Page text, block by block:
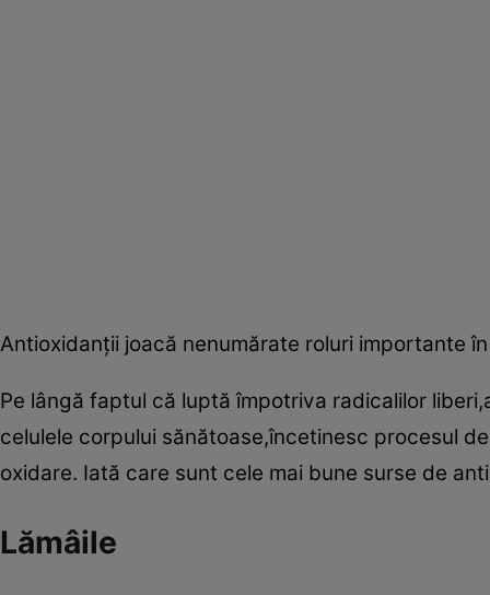
Antioxidanţii joacă nenumărate roluri importante
Pe lângă faptul că luptă împotriva radicalilor
celulele corpului sănătoase,încetinesc procesul
oxidare. Iată care sunt cele mai bune surse de
Lămâile